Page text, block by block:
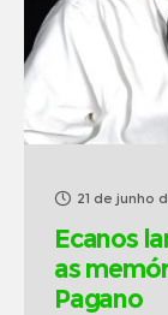
21 de junho
Ecanos
as
Pagano